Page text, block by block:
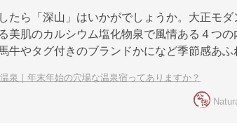
たら「深山」はいかがでしょうか。大正モダ
美肌のカルシウム塩化物泉で風情ある４つ
牛やタグ付きのブランドかになど季節感あふ
泉｜年末年始の穴場な温泉宿ってありますか？